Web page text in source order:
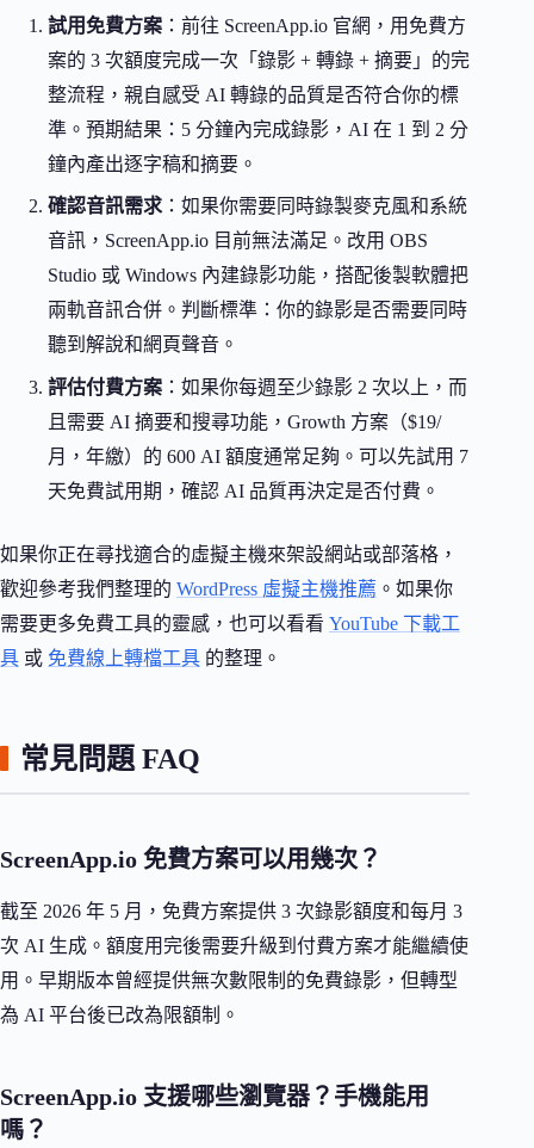
試用免費方案 ：前往 ScreenApp.io 官網，用免費方
案的 3 次額度完成一次「錄影 + 轉錄 + 摘要」的完
整流程，親自感受 AI 轉錄的品質是否符合你的標
準。預期結果：5 分鐘內完成錄影，AI 在 1 到 2 分
鐘內產出逐字稿和摘要。
確認音訊需求 ：如果你需要同時錄製麥克風和系統
音訊，ScreenApp.io 目前無法滿足。改用 OBS
Studio 或 Windows 內建錄影功能，搭配後製軟體把
兩軌音訊合併。判斷標準：你的錄影是否需要同時
聽到解說和網頁聲音。
評估付費方案 ：如果你每週至少錄影 2 次以上，而
且需要 AI 摘要和搜尋功能，Growth 方案（$19/
月，年繳）的 600 AI 額度通常足夠。可以先試用 7
天免費試用期，確認 AI 品質再決定是否付費。
如果你正在尋找適合的虛擬主機來架設網站或部落格，
歡迎參考我們整理的 WordPress 虛擬主機推薦 。如果你
需要更多免費工具的靈感，也可以看看 YouTube 下載工
具 或 免費線上轉檔工具 的整理。
常見問題 FAQ
ScreenApp.io 免費方案可以用幾次？
截至 2026 年 5 月，免費方案提供 3 次錄影額度和每月 3
次 AI 生成。額度用完後需要升級到付費方案才能繼續使
用。早期版本曾經提供無次數限制的免費錄影，但轉型
為 AI 平台後已改為限額制。
ScreenApp.io 支援哪些瀏覽器？手機能用
嗎？